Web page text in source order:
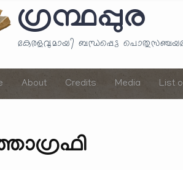
ഗ്രന്ഥപ്പുര
കേരളവുമായി ബന്ധപ്പെട്ട
About Credits Media List